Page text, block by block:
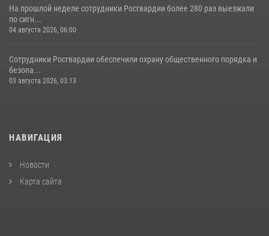
На прошлой неделе сотрудники Росгвардии более 280 раз выезжали
по сигн...
04 августа 2026, 06:00
Сотрудники Росгвардии обеспечили охрану общественного порядка и
безопа...
03 августа 2026, 03:13
НАВИГАЦИЯ
Новости
Карта сайта